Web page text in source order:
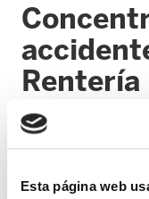
Esta página web
Rentería
25/01/2005